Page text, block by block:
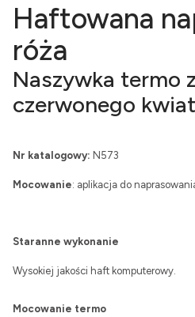
Haftowana
róża
Naszywka termo
czerwonego
Nr katalogowy: N573
Mocowanie: aplikacja do
Staranne wykonanie
Wysokiej jakości haft komputerowy.
Mocowanie termo